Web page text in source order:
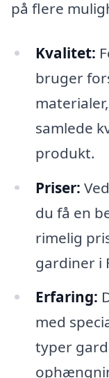
på flere
Kvalitet:
bruger
samlede
produkt.
Priser:
du få en
rimelig
gardiner i
Erfaring:
med
typer